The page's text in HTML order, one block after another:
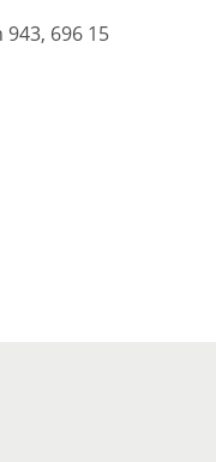
696 15